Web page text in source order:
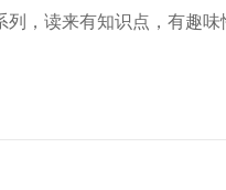
，读来有知识点，有趣